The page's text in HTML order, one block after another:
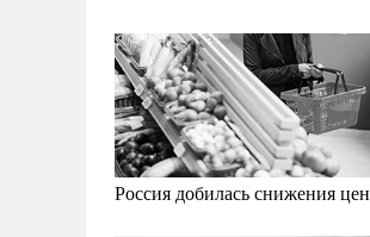
Россия добилась снижения цен